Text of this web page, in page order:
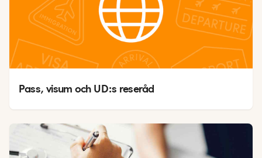
Pass, visum och UD:s reseråd